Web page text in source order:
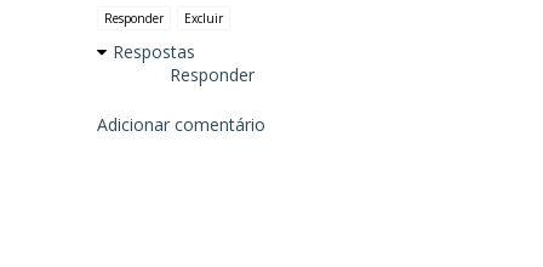
Responder Excluir
Respostas
Responder
Adicionar comentário